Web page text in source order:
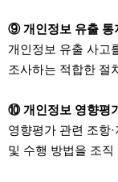
⑨ 개인정보 유출 통
개인정보 유출 사고
조사하는 적합한 절
⑩ 개인정보 영향평
영향평가 관련 조항
및 수행 방법을 조직